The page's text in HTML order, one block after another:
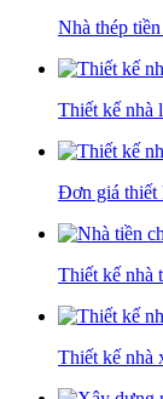
Nhà thép
Thiết kế nhà
Đơn giá thiết
Thiết kế nhà
Thiết kế nhà